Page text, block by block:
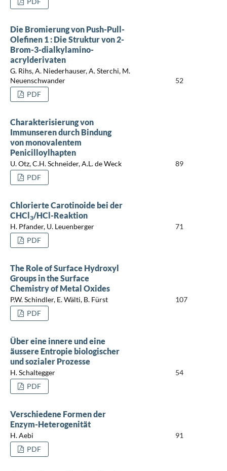
Die Bromierung von Push-Pull-
Olefinen 1 : Die Struktur von 2-
Brom-3-dialkylamino-
acrylderivaten
G. Rihs, A. Niederhauser, A. Sterchi, M.
Neuenschwander
52
PDF
Charakterisierung von
Immunseren durch Bindung
von monovalentem
Penicilloylhapten
U. Otz, C.H. Schneider, A.L. de Weck
89
PDF
Chlorierte Carotinoide bei der
CHCl3/HCl-Reaktion
H. Pfander, U. Leuenberger
71
PDF
The Role of Surface Hydroxyl
Groups in the Surface
Chemistry of Metal Oxides
P.W. Schindler, E. Wälti, B. Fürst
107
PDF
Über eine innere und eine
äussere Entropie biologischer
und sozialer Prozesse
H. Schaltegger
54
PDF
Verschiedene Formen der
Enzym-Heterogenität
H. Aebi
91
PDF